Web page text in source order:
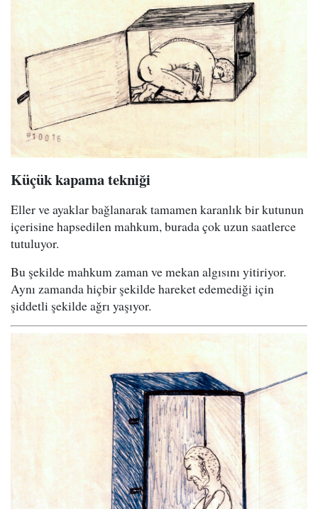
Küçük kapama tekniği
Eller ve ayaklar bağlanarak tamamen karanlık bir kutunun
içerisine hapsedilen mahkum, burada çok uzun saatlerce
tutuluyor.
Bu şekilde mahkum zaman ve mekan algısını yitiriyor.
Aynı zamanda hiçbir şekilde hareket edemediği için
şiddetli şekilde ağrı yaşıyor.